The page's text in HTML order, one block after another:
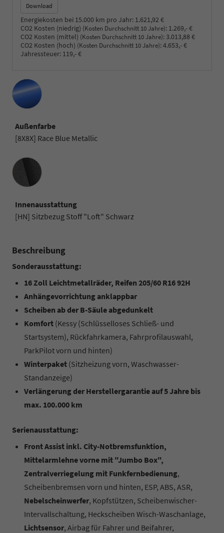
Download
Energiekosten bei 15.000 km pro Jahr: 1.621,92 €
CO2 Kosten (niedrig) (Kosten Durchschnitt 10 Jahre): 1.269,- €
CO2 Kosten (mittel) (Kosten Durchschnitt 10 Jahre):3.013,88 €
CO2 Kosten (hoch) (Kosten Durchschnitt 10 Jahre):4.653,- €
Jahressteuer: 119,- €
Außenfarbe
[8X8X] Race Blue Metallic
Innenausstattung
Innenausstattung
[HN] Sitzbezug Stoff "Loft" Schwarz
Beschreibung
Sonderausstattung:
16 Zoll Leichtmetallräder, Reifen 205/60 R16 92H
Anhängevorrichtung anklappbar
Scheiben ab der B-Säule abgedunkelt
Komfort (Kessy (Schlüsselloses Schließ- und
Startsystem), Rückfahrkamera, Fahrprofilauswahl,
ParkPilot vorn und hinten)
Winterpaket (Sitzheizung vorn, Waschwasser-
Standanzeige)
Verlängerung der Herstellergarantie auf 5 Jahre bis
max. 100.000 km
Serienausstattung:
Front Assist inkl. City-Notbremsfunktion,
Mittelarmlehne vorne mit "Jumbo Box",
Zentralverriegelung mit Funkfernbedienung,
Scheibenbremsen vorn und hinten, ESP, ABS, ASR,
Nebelscheinwerfer, Kopfstützen, Scheibenwischer-
Intervallschaltung, Heckscheiben Wisch-Waschanlage,
Lichtsensor, Airbag für Fahrer und Beifahrer,